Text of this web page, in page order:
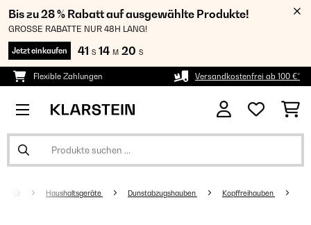
Bis zu 28 % Rabatt auf ausgewählte Produkte!
GROSSE RABATTE NUR 48H LANG!
Jetzt einkaufen 41 S 14 M 19 S
Flexible Zahlungen Versandkostenfrei ab 100 €*
Haushaltsgeräte Dunstabzugshauben Kopffreihauben